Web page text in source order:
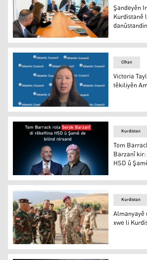
Şandeyên Iraq û Herêma
Şandeyên
Kurdistanê
Victoria Taylor
Cîhan
Victoria
têkiliyên
Tom Barrack spasiya Serok
Kurdistan
Tom
Barzanî
HSD û
Almanyayê dema mana hêzên
Kurdistan
Almanyayê
xwe li